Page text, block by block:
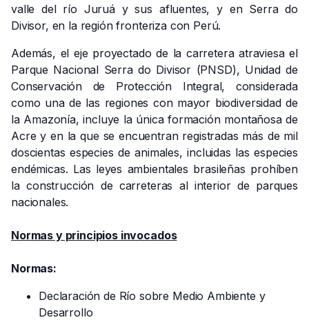
valle del río Juruá y sus afluentes, y en Serra do
Divisor, en la región fronteriza con Perú.
Además, el eje proyectado de la carretera atraviesa el
Parque Nacional Serra do Divisor (PNSD), Unidad de
Conservación de Protección Integral, considerada
como una de las regiones con mayor biodiversidad de
la Amazonía, incluye la única formación montañosa de
Acre y en la que se encuentran registradas más de mil
doscientas especies de animales, incluidas las especies
endémicas. Las leyes ambientales brasileñas prohíben
la construcción de carreteras al interior de parques
nacionales.
Normas y principios invocados
Normas:
Declaración de Río sobre Medio Ambiente y
Desarrollo